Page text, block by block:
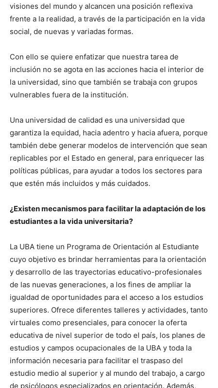
visiones del mundo y alcancen una posición reflexiva
frente a la realidad, a través de la participación en la vida
social, de nuevas y variadas formas.
Con ello se quiere enfatizar que nuestra tarea de
inclusión no se agota en las acciones hacia el interior de
la universidad, sino que también se trabaja con grupos
vulnerables fuera de la institución.
Una universidad de calidad es una universidad que
garantiza la equidad, hacia adentro y hacia afuera, porque
también debe generar modelos de intervención que sean
replicables por el Estado en general, para enriquecer las
políticas públicas, para ayudar a todos los sectores para
que estén más incluidos y más cuidados.
¿Existen mecanismos para facilitar la adaptación de los
estudiantes a la vida universitaria?
La UBA tiene un Programa de Orientación al Estudiante
cuyo objetivo es brindar herramientas para la orientación
y desarrollo de las trayectorias educativo-profesionales
de las nuevas generaciones, a los fines de ampliar la
igualdad de oportunidades para el acceso a los estudios
superiores. Ofrece diferentes talleres y actividades, tanto
virtuales como presenciales, para conocer la oferta
educativa de nivel superior de todo el país, los planes de
estudios y campos ocupacionales de la UBA y toda la
información necesaria para facilitar el traspaso del
estudio medio al superior y al mundo del trabajo, a cargo
de psicólogos especializados en orientación. Además,